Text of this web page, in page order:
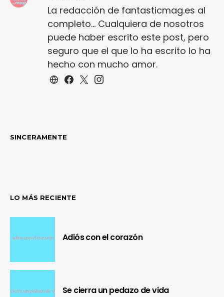
La redacción de fantasticmag.es al
completo... Cualquiera de nosotros
puede haber escrito este post, pero
seguro que el que lo ha escrito lo ha
hecho con mucho amor.
SINCERAMENTE
LO MÁS RECIENTE
Adiós con el corazón
Se cierra un pedazo de vida